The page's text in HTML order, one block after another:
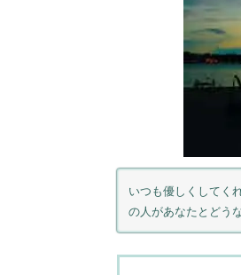
いつも優しくしてく
の人があなたとどう